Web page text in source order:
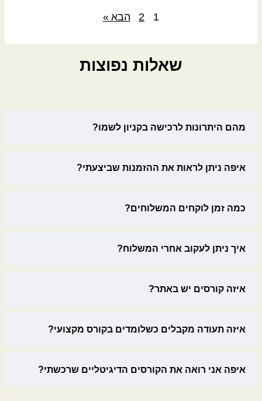
0
⁩
1
2 הבא »
שאלות נפוצות
מהם היתרונות לרכישה בקניון לשמו?
איפה ניתן לראות את ההזמנות שביצעתי?
כמה זמן לוקחים המשלוחים?
איך ניתן לעקוב אחרי המשלוח?
איזה קורסים יש באתר?
איזה תעודה מקבלים כשלומדים בקורס מקצועי?
איפה אני רואה את הקורסים הדיגיטליים שרכשתי?